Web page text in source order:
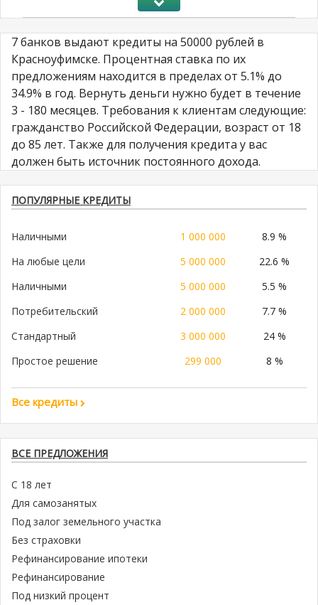
7 банков выдают кредиты на 50000 рублей в
Красноуфимске. Процентная ставка по их
предложениям находится в пределах от 5.1% до
34.9% в год. Вернуть деньги нужно будет в течение
3 - 180 месяцев. Требования к клиентам следующие:
гражданство Российской Федерации, возраст от 18
до 85 лет. Также для получения кредита у вас
должен быть источник постоянного дохода.
ПОПУЛЯРНЫЕ КРЕДИТЫ
Наличными 1 000 000
8.9 %
На любые цели
5 000 000
22.6 %
Наличными
5 000 000
5.5 %
Потребительский
2 000 000
7.7 %
Стандартный
3 000 000
24 %
Простое решение
299 000 8 %
Все кредиты
ВСЕ ПРЕДЛОЖЕНИЯ
С 18 лет
Для самозанятых
Под залог земельного участка
Без страховки
Рефинансирование ипотеки
Рефинансирование
Под низкий процент